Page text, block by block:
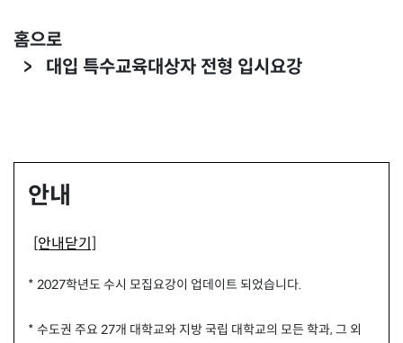
홈으로
대입 특수교육대상자 전형 입시요강
안내
[안내닫기]
* 2027학년도 수시 모집요강이 업데이트 되었습니다.
* 수도권 주요 27개 대학교와 지방 국립 대학교의 모든 학과, 그 외